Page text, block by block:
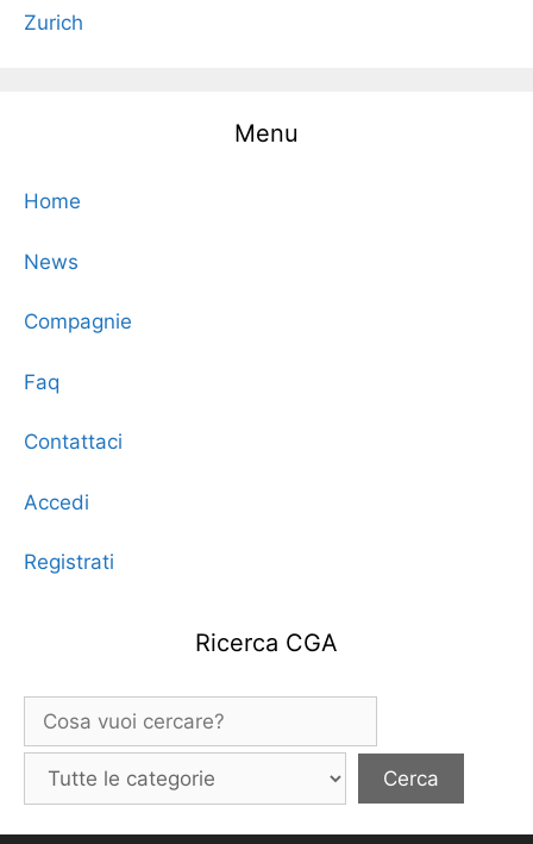
Zurich
Menu
Home
News
Compagnie
Faq
Contattaci
Accedi
Registrati
Ricerca CGA